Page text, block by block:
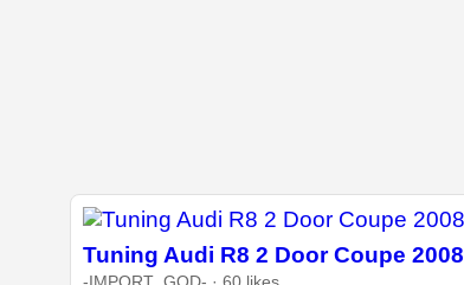
Tuning Audi R8 2 Door Coupe 2008